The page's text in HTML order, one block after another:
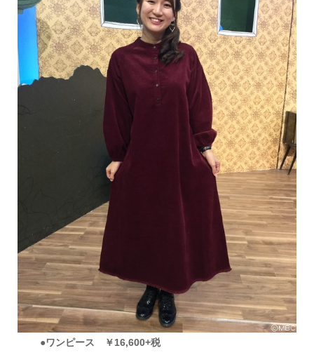
●ワンピース ￥16,600+税